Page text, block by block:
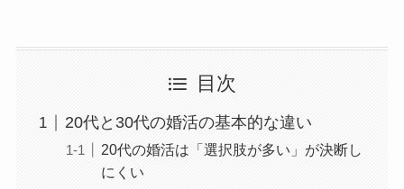
目次
20代と30代の婚活の基本的な違い
20代の婚活は「選択肢が多い」が決断し
にくい